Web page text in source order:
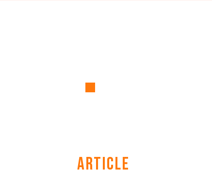
ARTICLE